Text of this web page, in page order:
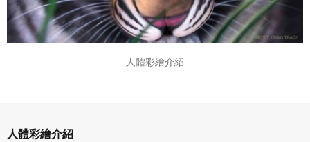
人體彩繪介紹
人體彩繪介紹